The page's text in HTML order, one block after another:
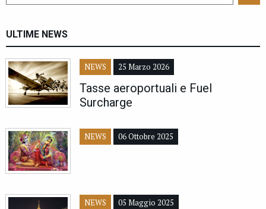
ULTIME NEWS
NEWS 25 Marzo 2026
Tasse aeroportuali e Fuel
Surcharge
NEWS 06 Ottobre 2025
NEWS 05 Maggio 2025